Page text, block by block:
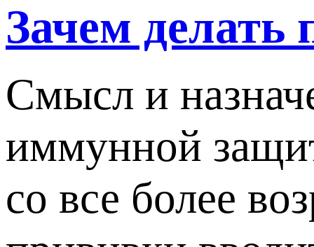
Зачем делать
Смысл и
иммунной
со все более